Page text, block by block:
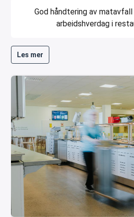
God håndtering av
arbeidshverdag i
Les mer